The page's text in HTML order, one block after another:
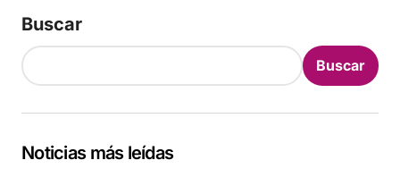
Buscar
Buscar
Noticias más leídas